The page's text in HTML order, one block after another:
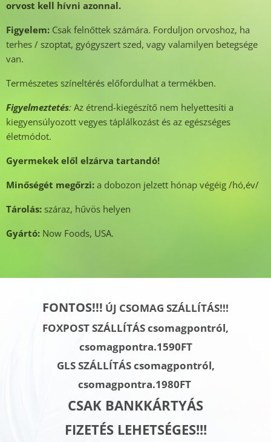
orvost kell hívni azonnal.
Figyelem: Csak felnőttek számára. Forduljon orvoshoz, ha
terhes / szoptat, gyógyszert szed, vagy valamilyen betegsége
van.
Természetes színeltérés előfordulhat a termékben.
Figyelmeztetés: Az étrend-kiegészítő nem helyettesíti a
kiegyensúlyozott vegyes táplálkozást és az egészséges
életmódot.
Gyermekek elől elzárva tartandó!
Minőségét megőrzi: a dobozon jelzett hónap végéig /hó,év/
Tárolás: száraz, hűvös helyen
Gyártó: Now Foods, USA.
FONTOS!!! ÚJ CSOMAG SZÁLLÍTÁS!!!
FOXPOST SZÁLLÍTÁS csomagpontról,
csomagpontra.1590FT
GLS SZÁLLÍTÁScsomagpontról,
csomagpontra.1980FT
CSAK BANKKÁRTYÁS
FIZETÉS LEHETSÉGES!!!